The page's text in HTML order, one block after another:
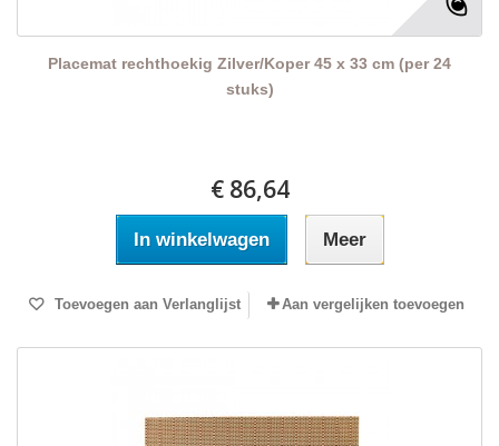
Placemat rechthoekig Zilver/Koper 45 x 33 cm (per 24
stuks)
€ 86,64
In winkelwagen Meer
Toevoegen aan Verlanglijst Aan vergelijken toevoegen